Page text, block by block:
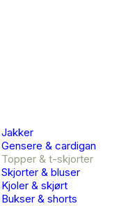
Jakker
Gensere & cardigan
Topper & t-skjorter
Skjorter & bluser
Kjoler & skjørt
Bukser & shorts